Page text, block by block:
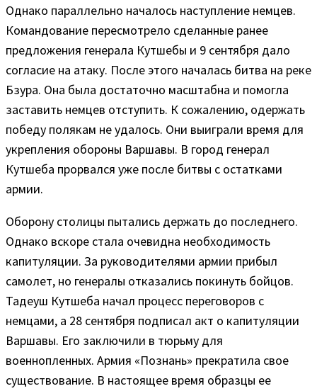
Однако параллельно началось наступление немцев.
Командование пересмотрело сделанные ранее
предложения генерала Кутшебы и 9 сентября дало
согласие на атаку. После этого началась битва на реке
Бзура. Она была достаточно масштабна и помогла
заставить немцев отступить. К сожалению, одержать
победу полякам не удалось. Они выиграли время для
укрепления обороны Варшавы. В город генерал
Кутшеба прорвался уже после битвы с остатками
армии.
Оборону столицы пытались держать до последнего.
Однако вскоре стала очевидна необходимость
капитуляции. За руководителями армии прибыл
самолет, но генералы отказались покинуть бойцов.
Тадеуш Кутшеба начал процесс переговоров с
немцами, а 28 сентября подписал акт о капитуляции
Варшавы. Его заключили в тюрьму для
военнопленных. Армия «Познань» прекратила свое
существование. В настоящее время образцы ее